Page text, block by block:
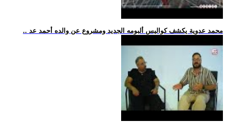
.. محمد عدوية يكشف كواليس ألبومه الجديد ومشروع عن والده أحمد عد